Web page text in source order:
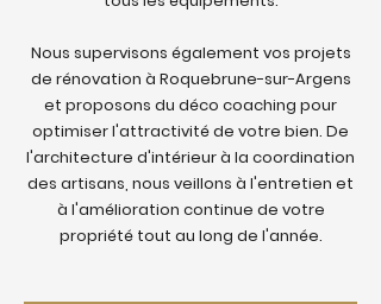
Nous supervisons également vos projets
de rénovation à Roquebrune-sur-Argens
et proposons du déco coaching pour
optimiser l'attractivité de votre bien. De
l'architecture d'intérieur à la coordination
des artisans, nous veillons à l'entretien et
à l'amélioration continue de votre
propriété tout au long de l'année.